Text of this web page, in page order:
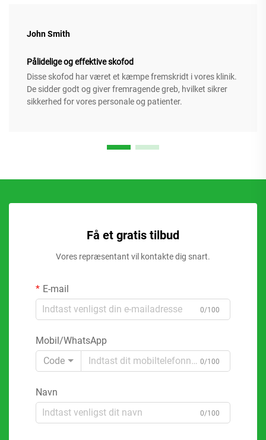
John Smith
Pålidelige og effektive skofod
Disse skofod har været et kæmpe fremskridt i vores klinik.
De sidder godt og giver fremragende greb, hvilket sikrer
sikkerhed for vores personale og patienter.
Få et gratis tilbud
Vores repræsentant vil kontakte dig snart.
E-mail
0/100
Mobil/WhatsApp
Code
0/100
Navn
0/100